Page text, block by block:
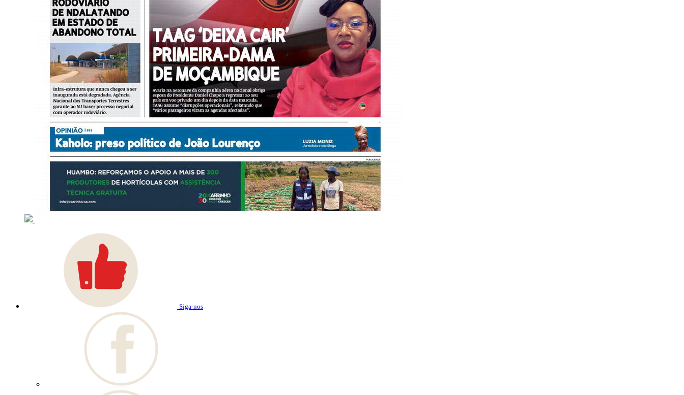
Siga-nos